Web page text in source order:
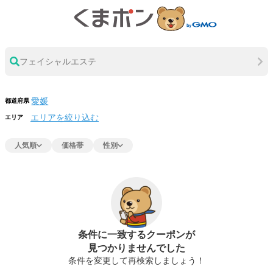
フェイシャルエステ
都道府県
エリア エリアを絞り込む
人気順 価格帯 性別
条件に一致するクーポンが
見つかりませんでした
条件を変更して再検索しましょう！